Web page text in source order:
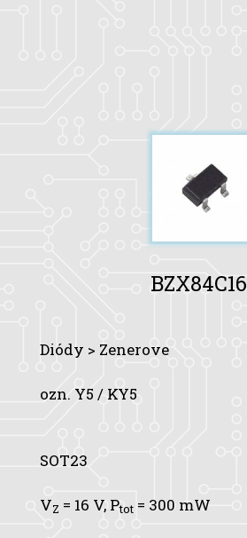
BZX84C16
Diódy > Zenerove
ozn. Y5 / KY5
SOT23
VZ = 16 V, Ptot = 300 mW